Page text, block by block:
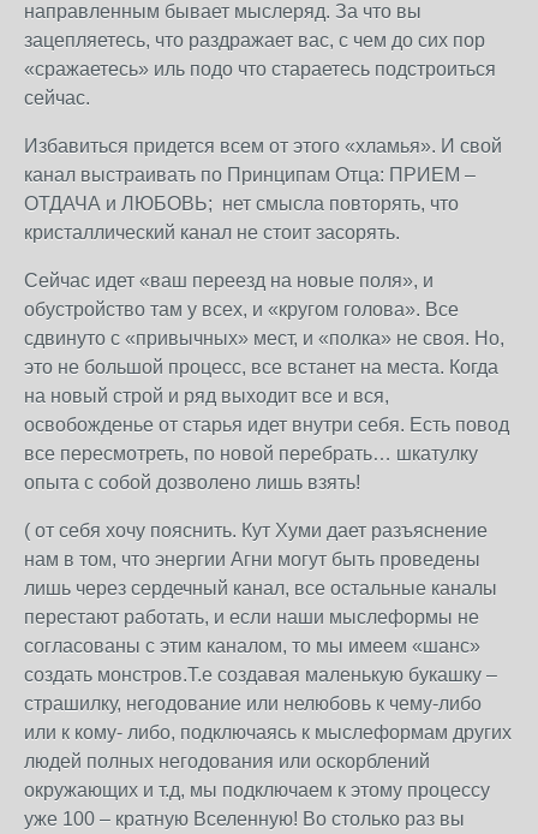
направленным бывает мыслеряд. За что вы
зацепляетесь, что раздражает вас, с чем до сих пор
«сражаетесь» иль подо что стараетесь подстроиться
сейчас.
Избавиться придется всем от этого «хламья». И свой
канал выстраивать по Принципам Отца: ПРИЕМ –
ОТДАЧА и ЛЮБОВЬ; нет смысла повторять, что
кристаллический канал не стоит засорять.
Сейчас идет «ваш переезд на новые поля», и
обустройство там у всех, и «кругом голова». Все
сдвинуто с «привычных» мест, и «полка» не своя. Но,
это не большой процесс, все встанет на места. Когда
на новый строй и ряд выходит все и вся,
освобожденье от старья идет внутри себя. Есть повод
все пересмотреть, по новой перебрать… шкатулку
опыта с собой дозволено лишь взять!
( от себя хочу пояснить. Кут Хуми дает разъяснение
нам в том, что энергии Агни могут быть проведены
лишь через сердечный канал, все остальные каналы
перестают работать, и если наши мыслеформы не
согласованы с этим каналом, то мы имеем «шанс»
создать монстров.Т.е создавая маленькую букашку –
страшилку, негодование или нелюбовь к чему-либо
или к кому- либо, подключаясь к мыслеформам других
людей полных негодования или оскорблений
окружающих и т.д, мы подключаем к этому процессу
уже 100 – кратную Вселенную! Во столько раз вы